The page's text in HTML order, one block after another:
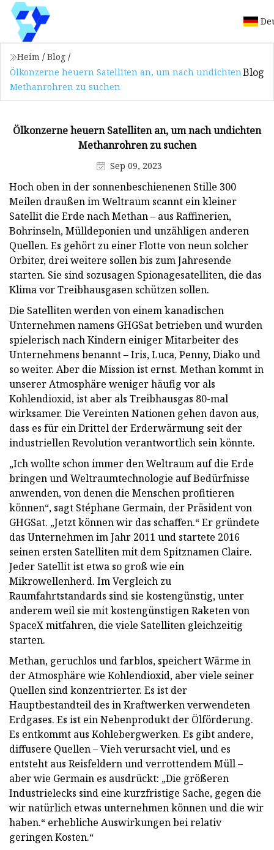
Heim / Blog /
Ölkonzerne heuern Satelliten an, um nach undichten
Methanrohren zu suchen
Blog
Ölkonzerne heuern Satelliten an, um nach undichten
Methanrohren zu suchen
Sep 09, 2023
Hoch oben in der sonnenbeschienenen Stille 300
Meilen draußen im Weltraum scannt ein kleiner
Satellit die Erde nach Methan – aus Raffinerien,
Bohrinseln, Mülldeponien und unzähligen anderen
Quellen. Es gehört zu einer Flotte von neun solcher
Orbiter, drei weitere sollen bis zum Jahresende
starten. Sie sind sozusagen Spionagesatelliten, die das
Klima vor Treibhausgasen schützen sollen.
Die Satelliten werden von einem kanadischen
Unternehmen namens GHGSat betrieben und wurden
spielerisch nach Kindern einiger Mitarbeiter des
Unternehmens benannt – Iris, Luca, Penny, Diako und
so weiter. Aber die Mission ist ernst. Methan kommt in
unserer Atmosphäre weniger häufig vor als
Kohlendioxid, ist aber als Treibhausgas 80-mal
wirksamer. Die Vereinten Nationen gehen davon aus,
dass es für ein Drittel der Erderwärmung seit der
industriellen Revolution verantwortlich sein könnte.
„Ich wollte schon immer den Weltraum auf die Erde
bringen und Weltraumtechnologie auf Bedürfnisse
anwenden, von denen die Menschen profitieren
können“, sagt Stéphane Germain, der Präsident von
GHGSat. „Jetzt können wir das schaffen.“ Er gründete
das Unternehmen im Jahr 2011 und startete 2016
seinen ersten Satelliten mit dem Spitznamen Claire.
Jeder Satellit ist etwa so groß wie ein
Mikrowellenherd. Im Vergleich zu
Raumfahrtstandards sind sie kostengünstig, unter
anderem weil sie mit kostengünstigen Raketen von
SpaceX mitfahren, die viele Satelliten gleichzeitig
starten.
Methan, geruchlos und farblos, speichert Wärme in
der Atmosphäre wie Kohlendioxid, aber viele seiner
Quellen sind konzentrierter. Es ist der
Hauptbestandteil des in Kraftwerken verwendeten
Erdgases. Es ist ein Nebenprodukt der Ölförderung.
Es entkommt aus Kohlebergwerken. Es gibt andere,
diffusere Quellen – Vieh verursacht viel, und es
entsteht aus Reisfeldern und verrottendem Müll –
aber wie Germain es ausdrückt: „Die größeren
Industrielecks sind eine kurzfristige Sache, gegen die
wir natürlich etwas unternehmen können und die wir
haben.“ erhebliche Auswirkungen bei relativ
geringen Kosten.“